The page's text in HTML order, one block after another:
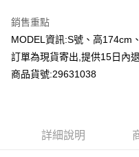
Apple Pay
Google Pay
每筆NT$80，滿NT$2,000(含
銷售重點
MODEL資訊:S號、高174cm
訂單為現貨寄出,提供15日內
商品貨號:29631038
詳細說明